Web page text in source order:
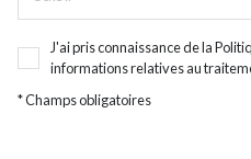
J'ai pris connaissance de la
informations relatives au
* Champs obligatoires